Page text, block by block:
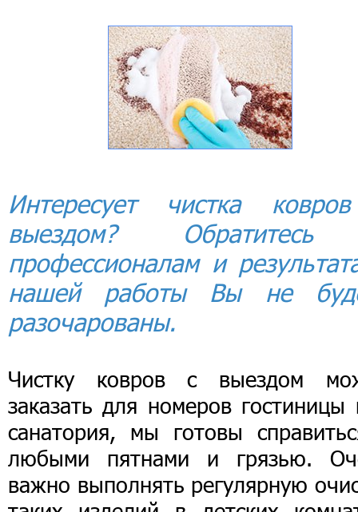
Интересует чистка
выездом?
профессионалам и
нашей работы Вы не
разочарованы.
Чистку ковров с выездом
заказать для номеров гостиницы
санатория, мы готовы
любыми пятнами и грязью.
важно выполнять регулярную